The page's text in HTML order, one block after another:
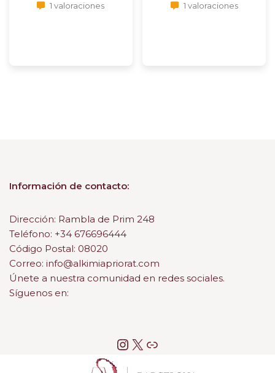
1 valoraciones 1 valoraciones
Información de contacto:
Dirección: Rambla de Prim 248
Teléfono: +34 676696444
Código Postal: 08020
Correo: info@alkimiapriorat.com
Únete a nuestra comunidad en redes sociales.
Síguenos en: